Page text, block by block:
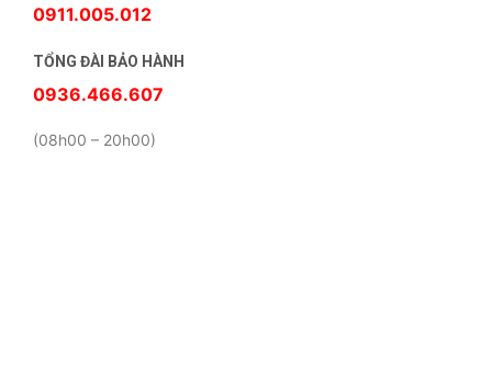
0911.005.012
TỔNG ĐÀI BẢO HÀNH
0936.466.607
(08h00 – 20h00)